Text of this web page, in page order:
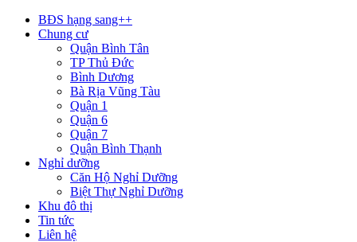
BĐS hạng sang++
Chung cư
Quận Bình Tân
TP Thủ Đức
Bình Dương
Bà Rịa Vũng Tàu
Quận 1
Quận 6
Quận 7
Quận Bình Thạnh
Nghỉ dưỡng
Căn Hộ Nghỉ Dưỡng
Biệt Thự Nghỉ Dưỡng
Khu đô thị
Tin tức
Liên hệ